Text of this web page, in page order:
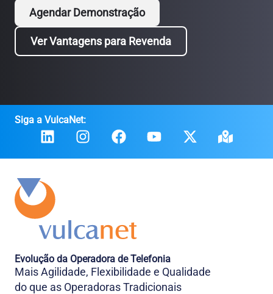
Agendar Demonstração
Ver Vantagens para Revenda
Siga a VulcaNet:
Evolução da Operadora de Telefonia
Mais Agilidade, Flexibilidade e Qualidade
do que as Operadoras Tradicionais